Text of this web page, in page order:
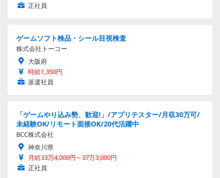
正社員
ゲームソフト検品・シール目視検査
株式会社トーコー
大阪府
時給1,350円
派遣社員
「ゲームやり込み勢、歓迎!」/アプリテスター/月収30万可/
未経験OK/リモート面接OK/20代活躍中
BCC株式会社
神奈川県
月給33万4,000円～37万3,000円
正社員